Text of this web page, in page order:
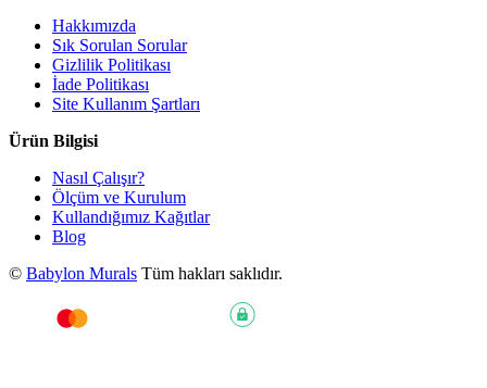
Hakkımızda
Sık Sorulan Sorular
Gizlilik Politikası
İade Politikası
Site Kullanım Şartları
Ürün Bilgisi
Nasıl Çalışır?
Ölçüm ve Kurulum
Kullandığımız Kağıtlar
Blog
© Babylon Murals Tüm hakları saklıdır.